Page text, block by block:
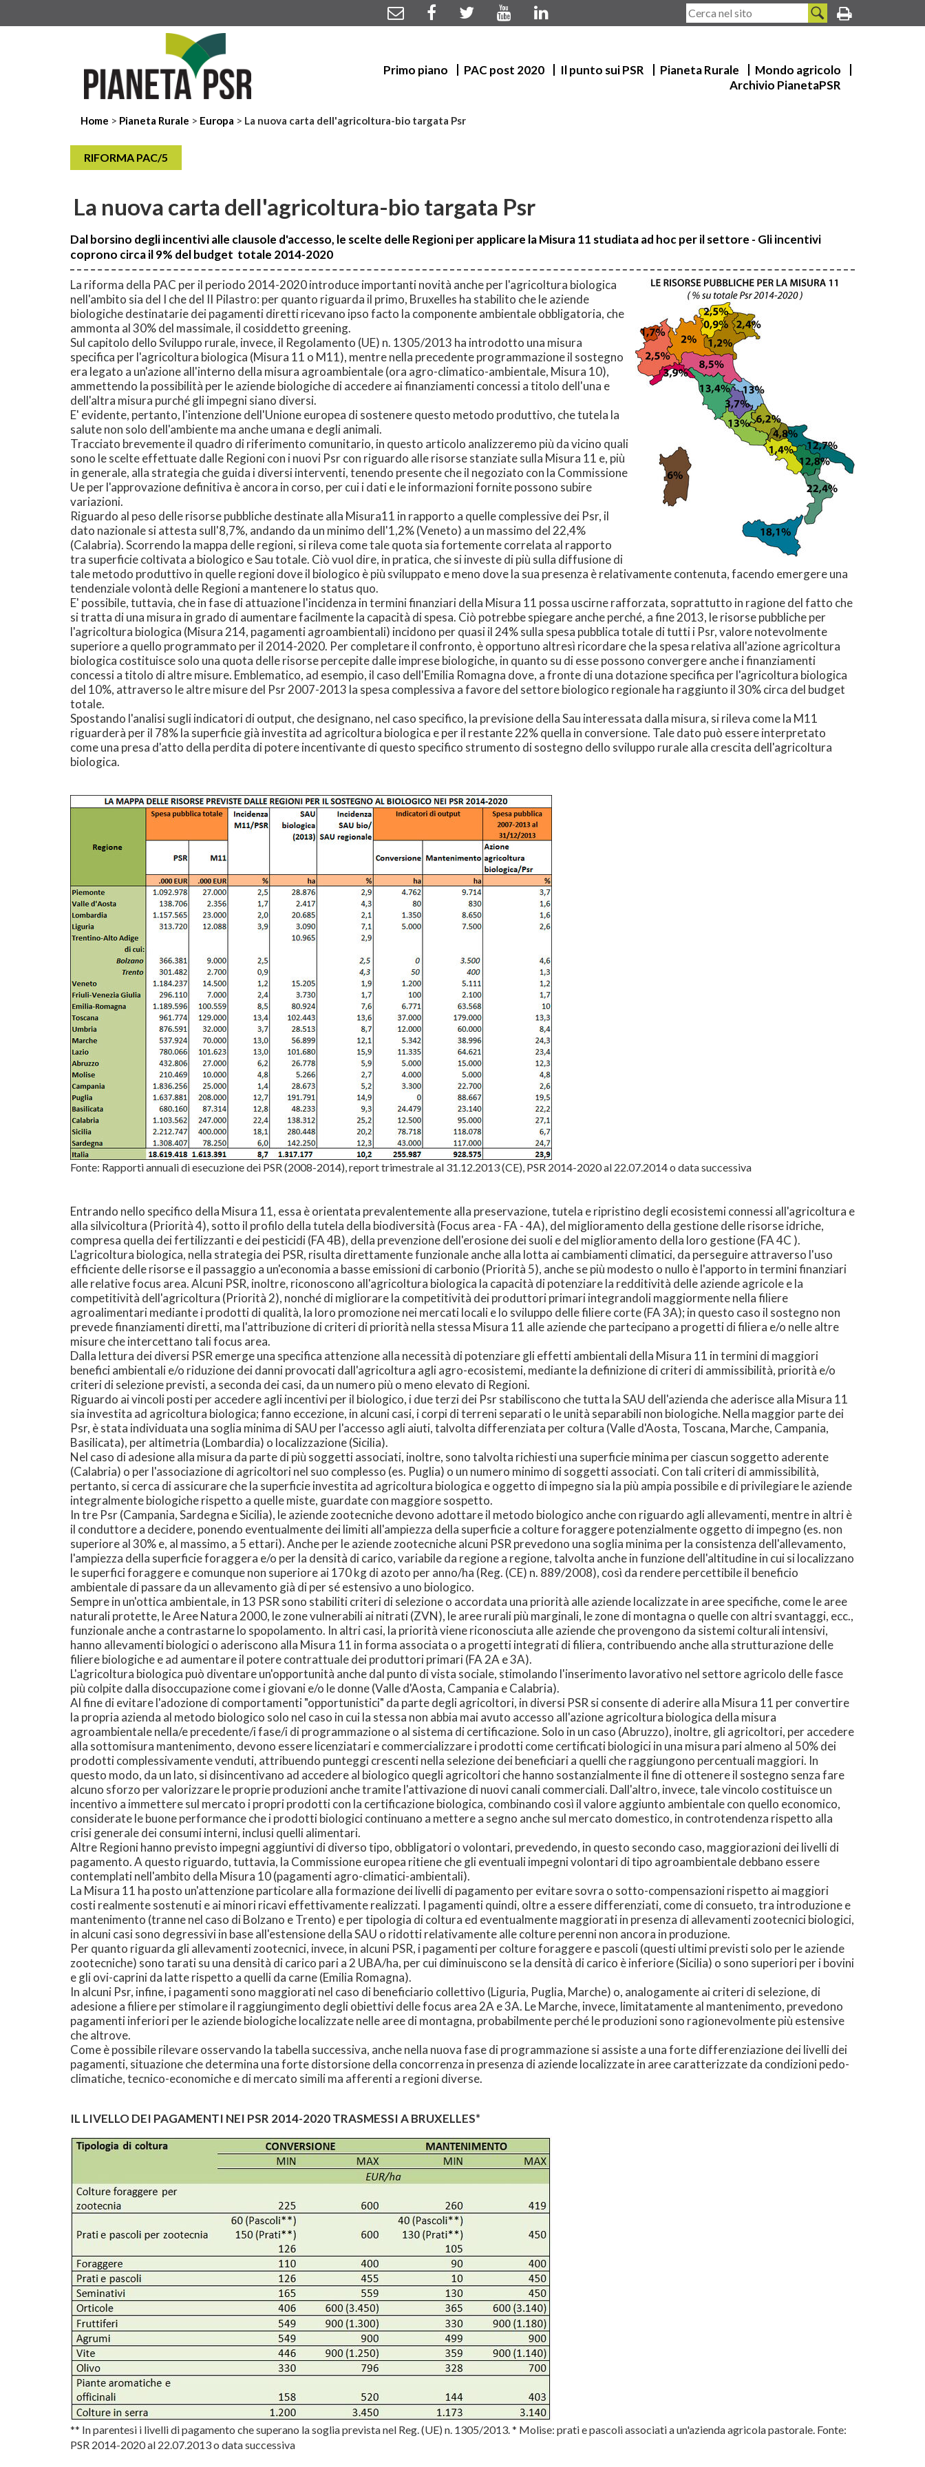
Primo piano PAC post 2020 Il punto sui PSR Pianeta Rurale
Mondo agricolo
Archivio PianetaPSR
Home > Pianeta Rurale > Europa > La nuova carta dell'agricoltura-bio targata Psr
RIFORMA PAC/5
La nuova carta dell'agricoltura-bio targata Psr
Dal borsino degli incentivi alle clausole d'accesso, le scelte delle Regioni per applicare la Misura 11 studiata ad hoc per il settore - Gli incentivi
coprono circa il 9% del budget totale 2014-2020
La riforma della PAC per il periodo 2014-2020 introduce importanti novità anche per l'agricoltura biologica
nell'ambito sia del I che del II Pilastro: per quanto riguarda il primo, Bruxelles ha stabilito che le aziende
biologiche destinatarie dei pagamenti diretti ricevano ipso facto la componente ambientale obbligatoria, che
ammonta al 30% del massimale, il cosiddetto greening.
Sul capitolo dello Sviluppo rurale, invece, il Regolamento (UE) n. 1305/2013 ha introdotto una misura
specifica per l'agricoltura biologica (Misura 11 o M11), mentre nella precedente programmazione il sostegno
era legato a un'azione all'interno della misura agroambientale (ora agro-climatico-ambientale, Misura 10),
ammettendo la possibilità per le aziende biologiche di accedere ai finanziamenti concessi a titolo dell'una e
dell'altra misura purché gli impegni siano diversi.
E' evidente, pertanto, l'intenzione dell'Unione europea di sostenere questo metodo produttivo, che tutela la
salute non solo dell'ambiente ma anche umana e degli animali.
Tracciato brevemente il quadro di riferimento comunitario, in questo articolo analizzeremo più da vicino quali
sono le scelte effettuate dalle Regioni con i nuovi Psr con riguardo alle risorse stanziate sulla Misura 11 e, più
in generale, alla strategia che guida i diversi interventi, tenendo presente che il negoziato con la Commissione
Ue per l'approvazione definitiva è ancora in corso, per cui i dati e le informazioni fornite possono subire
variazioni.
Riguardo al peso delle risorse pubbliche destinate alla Misura11 in rapporto a quelle complessive dei Psr, il
dato nazionale si attesta sull'8,7%, andando da un minimo dell'1,2% (Veneto) a un massimo del 22,4%
(Calabria). Scorrendo la mappa delle regioni, si rileva come tale quota sia fortemente correlata al rapporto
tra superficie coltivata a biologico e Sau totale. Ciò vuol dire, in pratica, che si investe di più sulla diffusione di
tale metodo produttivo in quelle regioni dove il biologico è più sviluppato e meno dove la sua presenza è relativamente contenuta, facendo emergere una
tendenziale volontà delle Regioni a mantenere lo status quo.
E' possibile, tuttavia, che in fase di attuazione l'incidenza in termini finanziari della Misura 11 possa uscirne rafforzata, soprattutto in ragione del fatto che
si tratta di una misura in grado di aumentare facilmente la capacità di spesa. Ciò potrebbe spiegare anche perché, a fine 2013, le risorse pubbliche per
l'agricoltura biologica (Misura 214, pagamenti agroambientali) incidono per quasi il 24% sulla spesa pubblica totale di tutti i Psr, valore notevolmente
superiore a quello programmato per il 2014-2020. Per completare il confronto, è opportuno altresì ricordare che la spesa relativa all'azione agricoltura
biologica costituisce solo una quota delle risorse percepite dalle imprese biologiche, in quanto su di esse possono convergere anche i finanziamenti
concessi a titolo di altre misure. Emblematico, ad esempio, il caso dell'Emilia Romagna dove, a fronte di una dotazione specifica per l'agricoltura biologica
del 10%, attraverso le altre misure del Psr 2007-2013 la spesa complessiva a favore del settore biologico regionale ha raggiunto il 30% circa del budget
totale.
Spostando l'analisi sugli indicatori di output, che designano, nel caso specifico, la previsione della Sau interessata dalla misura, si rileva come la M11
riguarderà per il 78% la superficie già investita ad agricoltura biologica e per il restante 22% quella in conversione. Tale dato può essere interpretato
come una presa d'atto della perdita di potere incentivante di questo specifico strumento di sostegno dello sviluppo rurale alla crescita dell'agricoltura
biologica.
Fonte: Rapporti annuali di esecuzione dei PSR (2008-2014), report trimestrale al 31.12.2013 (CE), PSR 2014-2020 al 22.07.2014 o data successiva
Entrando nello specifico della Misura 11, essa è orientata prevalentemente alla preservazione, tutela e ripristino degli ecosistemi connessi all'agricoltura e
alla silvicoltura (Priorità 4), sotto il profilo della tutela della biodiversità (Focus area - FA - 4A), del miglioramento della gestione delle risorse idriche,
compresa quella dei fertilizzanti e dei pesticidi (FA 4B), della prevenzione dell'erosione dei suoli e del miglioramento della loro gestione (FA 4C ).
L'agricoltura biologica, nella strategia dei PSR, risulta direttamente funzionale anche alla lotta ai cambiamenti climatici, da perseguire attraverso l'uso
efficiente delle risorse e il passaggio a un'economia a basse emissioni di carbonio (Priorità 5), anche se più modesto o nullo è l'apporto in termini finanziari
alle relative focus area. Alcuni PSR, inoltre, riconoscono all'agricoltura biologica la capacità di potenziare la redditività delle aziende agricole e la
competitività dell'agricoltura (Priorità 2), nonché di migliorare la competitività dei produttori primari integrandoli maggiormente nella filiere
agroalimentari mediante i prodotti di qualità, la loro promozione nei mercati locali e lo sviluppo delle filiere corte (FA 3A); in questo caso il sostegno non
prevede finanziamenti diretti, ma l'attribuzione di criteri di priorità nella stessa Misura 11 alle aziende che partecipano a progetti di filiera e/o nelle altre
misure che intercettano tali focus area.
Dalla lettura dei diversi PSR emerge una specifica attenzione alla necessità di potenziare gli effetti ambientali della Misura 11 in termini di maggiori
benefici ambientali e/o riduzione dei danni provocati dall'agricoltura agli agro-ecosistemi, mediante la definizione di criteri di ammissibilità, priorità e/o
criteri di selezione previsti, a seconda dei casi, da un numero più o meno elevato di Regioni.
Riguardo ai vincoli posti per accedere agli incentivi per il biologico, i due terzi dei Psr stabiliscono che tutta la SAU dell'azienda che aderisce alla Misura 11
sia investita ad agricoltura biologica; fanno eccezione, in alcuni casi, i corpi di terreni separati o le unità separabili non biologiche. Nella maggior parte dei
Psr, è stata individuata una soglia minima di SAU per l'accesso agli aiuti, talvolta differenziata per coltura (Valle d'Aosta, Toscana, Marche, Campania,
Basilicata), per altimetria (Lombardia) o localizzazione (Sicilia).
Nel caso di adesione alla misura da parte di più soggetti associati, inoltre, sono talvolta richiesti una superficie minima per ciascun soggetto aderente
(Calabria) o per l'associazione di agricoltori nel suo complesso (es. Puglia) o un numero minimo di soggetti associati. Con tali criteri di ammissibilità,
pertanto, si cerca di assicurare che la superficie investita ad agricoltura biologica e oggetto di impegno sia la più ampia possibile e di privilegiare le aziende
integralmente biologiche rispetto a quelle miste, guardate con maggiore sospetto.
In tre Psr (Campania, Sardegna e Sicilia), le aziende zootecniche devono adottare il metodo biologico anche con riguardo agli allevamenti, mentre in altri è
il conduttore a decidere, ponendo eventualmente dei limiti all'ampiezza della superficie a colture foraggere potenzialmente oggetto di impegno (es. non
superiore al 30% e, al massimo, a 5 ettari). Anche per le aziende zootecniche alcuni PSR prevedono una soglia minima per la consistenza dell'allevamento,
l'ampiezza della superficie foraggera e/o per la densità di carico, variabile da regione a regione, talvolta anche in funzione dell'altitudine in cui si localizzano
le superfici foraggere e comunque non superiore ai 170 kg di azoto per anno/ha (Reg. (CE) n. 889/2008), così da rendere percettibile il beneficio
ambientale di passare da un allevamento già di per sé estensivo a uno biologico.
Sempre in un'ottica ambientale, in 13 PSR sono stabiliti criteri di selezione o accordata una priorità alle aziende localizzate in aree specifiche, come le aree
naturali protette, le Aree Natura 2000, le zone vulnerabili ai nitrati (ZVN), le aree rurali più marginali, le zone di montagna o quelle con altri svantaggi, ecc.,
funzionale anche a contrastarne lo spopolamento. In altri casi, la priorità viene riconosciuta alle aziende che provengono da sistemi colturali intensivi,
hanno allevamenti biologici o aderiscono alla Misura 11 in forma associata o a progetti integrati di filiera, contribuendo anche alla strutturazione delle
filiere biologiche e ad aumentare il potere contrattuale dei produttori primari (FA 2A e 3A).
L'agricoltura biologica può diventare un'opportunità anche dal punto di vista sociale, stimolando l'inserimento lavorativo nel settore agricolo delle fasce
più colpite dalla disoccupazione come i giovani e/o le donne (Valle d'Aosta, Campania e Calabria).
Al fine di evitare l'adozione di comportamenti "opportunistici" da parte degli agricoltori, in diversi PSR si consente di aderire alla Misura 11 per convertire
la propria azienda al metodo biologico solo nel caso in cui la stessa non abbia mai avuto accesso all'azione agricoltura biologica della misura
agroambientale nella/e precedente/i fase/i di programmazione o al sistema di certificazione. Solo in un caso (Abruzzo), inoltre, gli agricoltori, per accedere
alla sottomisura mantenimento, devono essere licenziatari e commercializzare i prodotti come certificati biologici in una misura pari almeno al 50% dei
prodotti complessivamente venduti, attribuendo punteggi crescenti nella selezione dei beneficiari a quelli che raggiungono percentuali maggiori. In
questo modo, da un lato, si disincentivano ad accedere al biologico quegli agricoltori che hanno sostanzialmente il fine di ottenere il sostegno senza fare
alcuno sforzo per valorizzare le proprie produzioni anche tramite l'attivazione di nuovi canali commerciali. Dall'altro, invece, tale vincolo costituisce un
incentivo a immettere sul mercato i propri prodotti con la certificazione biologica, combinando così il valore aggiunto ambientale con quello economico,
considerate le buone performance che i prodotti biologici continuano a mettere a segno anche sul mercato domestico, in controtendenza rispetto alla
crisi generale dei consumi interni, inclusi quelli alimentari.
Altre Regioni hanno previsto impegni aggiuntivi di diverso tipo, obbligatori o volontari, prevedendo, in questo secondo caso, maggiorazioni dei livelli di
pagamento. A questo riguardo, tuttavia, la Commissione europea ritiene che gli eventuali impegni volontari di tipo agroambientale debbano essere
contemplati nell'ambito della Misura 10 (pagamenti agro-climatici-ambientali).
La Misura 11 ha posto un'attenzione particolare alla formazione dei livelli di pagamento per evitare sovra o sotto-compensazioni rispetto ai maggiori
costi realmente sostenuti e ai minori ricavi effettivamente realizzati. I pagamenti quindi, oltre a essere differenziati, come di consueto, tra introduzione e
mantenimento (tranne nel caso di Bolzano e Trento) e per tipologia di coltura ed eventualmente maggiorati in presenza di allevamenti zootecnici biologici,
in alcuni casi sono degressivi in base all'estensione della SAU o ridotti relativamente alle colture perenni non ancora in produzione.
Per quanto riguarda gli allevamenti zootecnici, invece, in alcuni PSR, i pagamenti per colture foraggere e pascoli (questi ultimi previsti solo per le aziende
zootecniche) sono tarati su una densità di carico pari a 2 UBA/ha, per cui diminuiscono se la densità di carico è inferiore (Sicilia) o sono superiori per i bovini
e gli ovi-caprini da latte rispetto a quelli da carne (Emilia Romagna).
In alcuni Psr, infine, i pagamenti sono maggiorati nel caso di beneficiario collettivo (Liguria, Puglia, Marche) o, analogamente ai criteri di selezione, di
adesione a filiere per stimolare il raggiungimento degli obiettivi delle focus area 2A e 3A. Le Marche, invece, limitatamente al mantenimento, prevedono
pagamenti inferiori per le aziende biologiche localizzate nelle aree di montagna, probabilmente perché le produzioni sono ragionevolmente più estensive
che altrove.
Come è possibile rilevare osservando la tabella successiva, anche nella nuova fase di programmazione si assiste a una forte differenziazione dei livelli dei
pagamenti, situazione che determina una forte distorsione della concorrenza in presenza di aziende localizzate in aree caratterizzate da condizioni pedo-
climatiche, tecnico-economiche e di mercato simili ma afferenti a regioni diverse.
IL LIVELLO DEI PAGAMENTI NEI PSR 2014-2020 TRASMESSI A BRUXELLES*
** In parentesi i livelli di pagamento che superano la soglia prevista nel Reg. (UE) n. 1305/2013. * Molise: prati e pascoli associati a un'azienda agricola pastorale. Fonte:
PSR 2014-2020 al 22.07.2013 o data successiva